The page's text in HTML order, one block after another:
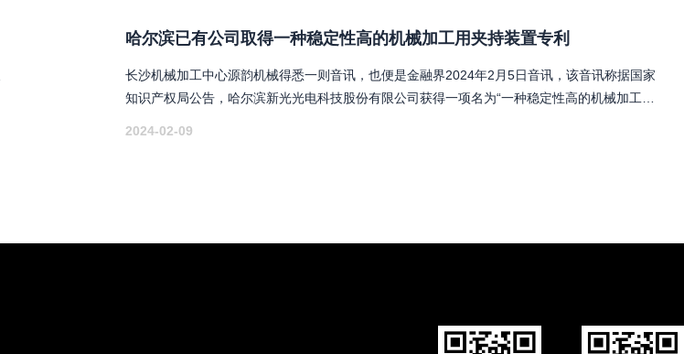
哈尔滨已有公司取得一种稳定性高的机械加工用夹持装置专利
长沙机械加工中心源韵机械得悉一则音讯，也便是金融界2024年2月5日音讯，该音讯称据国家
知识产权局公告，哈尔滨新光光电科技股份有限公司获得一项名为“一种稳定性高的机械加工用
2024-02-09